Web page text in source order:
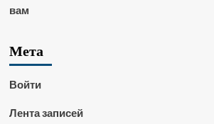
вам
Мета
Войти
Лента записей